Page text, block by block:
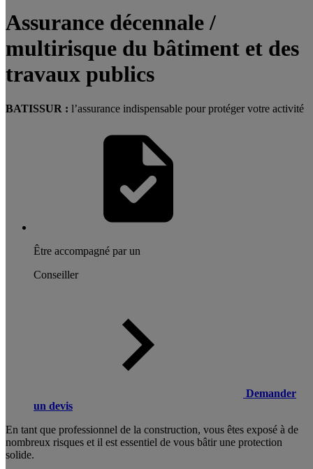
Assurance décennale /
multirisque du bâtiment et des
travaux publics
BATISSUR : l’assurance indispensable pour protéger votre activité
Être accompagné par un
Conseiller
Demander
un devis
En tant que professionnel de la construction, vous êtes exposé à de
nombreux risques et il est essentiel de vous bâtir une protection
solide.